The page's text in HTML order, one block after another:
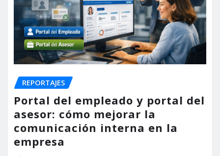
REPORTAJES
Portal del empleado y portal del
asesor: cómo mejorar la
comunicación interna en la
empresa